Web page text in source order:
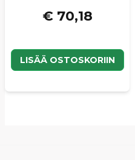
€ 70,18
LISÄÄ OSTOSKORIIN